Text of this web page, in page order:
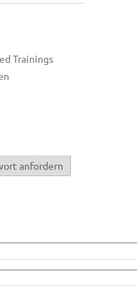
Trainings
anfordern